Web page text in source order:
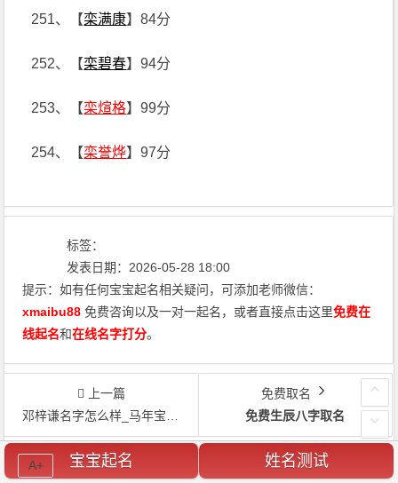
251、【栾满康】84分
252、【栾碧春】94分
253、【栾煊格】99分
254、【栾誉烨】97分
宝宝起名 姓名测试
A+
标签：
发表日期：2026-05-28 18:00
提示：如有任何宝宝起名相关疑问，可添加老师微信：
xmaibu88免费咨询以及一对一起名，或者直接点击这里免费在
线起名和在线名字打分。
上一篇
邓梓谦名字怎么样_马年宝宝取名邓梓谦
免费取名
免费生辰八字取名
宝宝起名